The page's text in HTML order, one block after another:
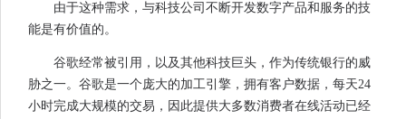
由于这种需求，与科技公司不断开发数字产品和服务的技
能是有价值的。
谷歌经常被引用，以及其他科技巨头，作为传统银行的威
胁之一。谷歌是一个庞大的加工引擎，拥有客户数据，每天24
小时完成大规模的交易，因此提供大多数消费者在线活动已经